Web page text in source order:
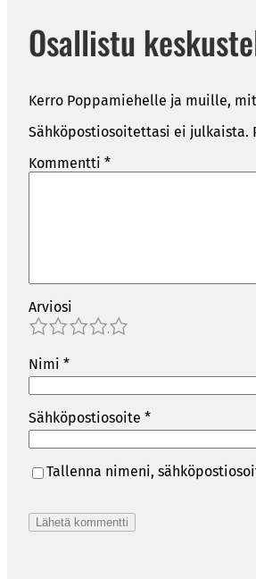
Osallistu
Kerro Poppamiehelle ja muille,
Sähköpostiosoitettasi ei julkaista.
Kommentti *
Arviosi
4
3
2
1
Nimi *
Sähköpostiosoite *
Tallenna nimeni,